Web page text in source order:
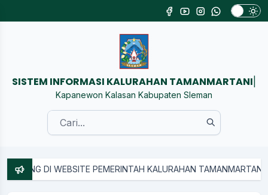
SISTEM INFORMASI KALURAHAN TA|
Kapanewon Kalasan Kabupaten Sleman
DI WEBSITE PEMERINTAH KALURAHAN TAMANMARTANI